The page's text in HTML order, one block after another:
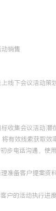
销售
线下会议活动
收集会议活动
有效线索获取效率
步电话沟通，使
准备客户提案资
户的活动执行进